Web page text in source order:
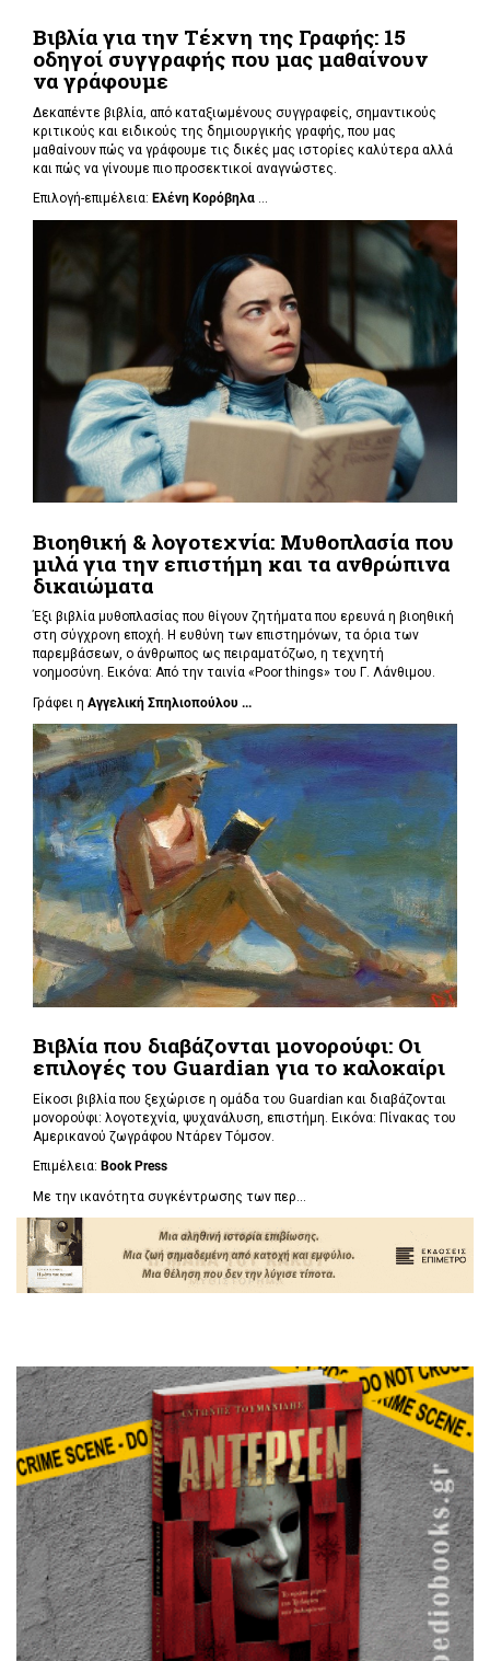
Βιβλία για την Τέχνη της Γραφής: 15
οδηγοί συγγραφής που μας μαθαίνουν
να γράφουμε
Δεκαπέντε βιβλία, από καταξιωμένους συγγραφείς, σημαντικούς
κριτικούς και ειδικούς της δημιουργικής γραφής, που μας
μαθαίνουν πώς να γράφουμε τις δικές μας ιστορίες καλύτερα αλλά
και πώς να γίνουμε πιο προσεκτικοί αναγνώστες.
Επιλογή-επιμέλεια: Ελένη Κορόβηλα ...
Βιοηθική & λογοτεχνία: Μυθοπλασία που
μιλά για την επιστήμη και τα ανθρώπινα
δικαιώματα
Έξι βιβλία μυθοπλασίας που θίγουν ζητήματα που ερευνά η βιοηθική
στη σύγχρονη εποχή. Η ευθύνη των επιστημόνων, τα όρια των
παρεμβάσεων, ο άνθρωπος ως πειραματόζωο, η τεχνητή
νοημοσύνη. Εικόνα: Από την ταινία «Poor things» του Γ. Λάνθιμου.
Γράφει η Αγγελική Σπηλιοπούλου ...
Βιβλία που διαβάζονται μονορούφι: Οι
επιλογές του Guardian για το καλοκαίρι
Είκοσι βιβλία που ξεχώρισε η ομάδα του Guardian και διαβάζονται
μονορούφι: λογοτεχνία, ψυχανάλυση, επιστήμη. Εικόνα: Πίνακας του
Αμερικανού ζωγράφου Ντάρεν Τόμσον.
Επιμέλεια: Book Press
Με την ικανότητα συγκέντρωσης των περ...